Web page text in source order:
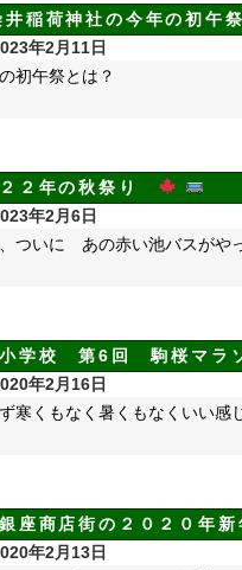
井稲荷神社の今年の初
年2月11日
初午祭とは？
２年の秋祭り
年2月6日
ついに あの赤い池バスがや
学校 第6回 駒桜マラ
年2月16日
寒くもなく暑くもなくいい感
座商店街の２０２０年新
年2月13日